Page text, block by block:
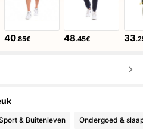
40.85€ 48.45€ 33
& Buitenleven Ondergoed &